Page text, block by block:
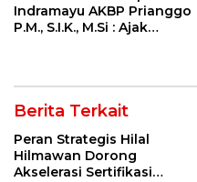
Indramayu AKBP Prianggo
P.M., S.I.K., M.Si : Ajak
Berita Terkait
Peran Strategis Hilal
Hilmawan Dorong
Akselerasi Sertifikasi